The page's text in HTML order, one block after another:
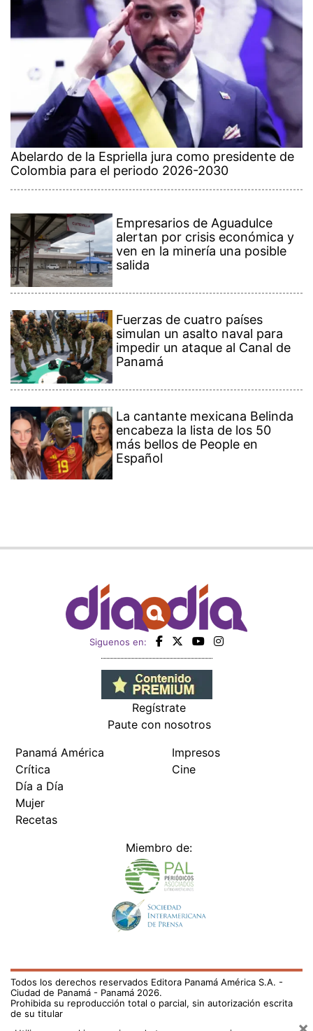
Abelardo de la Espriella jura como presidente de
Colombia para el periodo 2026-2030
Empresarios de Aguadulce
alertan por crisis económica y
ven en la minería una posible
salida
Fuerzas de cuatro países
simulan un asalto naval para
impedir un ataque al Canal de
Panamá
La cantante mexicana Belinda
encabeza la lista de los 50
más bellos de People en
Español
Siguenos en:
Regístrate
Paute con nosotros
Panamá América
Crítica
Día a Día
Mujer
Recetas
Impresos
Cine
Miembro de:
Todos los derechos reservados Editora Panamá América S.A. -
Ciudad de Panamá - Panamá 2026.
Prohibida su reproducción total o parcial, sin autorización escrita
de su titular